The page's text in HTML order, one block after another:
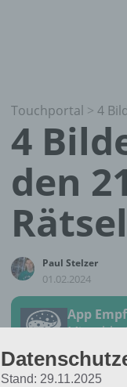
Touchportal > 4
4
den
Rätsel
Paul Stelzer
01.02.2024
App
Mit
JETZT
Stand: 29.11.2025